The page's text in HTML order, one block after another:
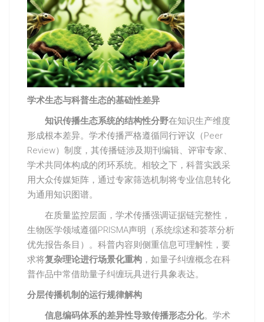
学术生态与科普生态的基础性差异
知识传播生态系统的结构性分野在知识生产维度
形成根本差异。学术传播严格遵循同行评议（Peer
Review）制度，其传播链涉及期刊编辑、评审专家、
学术共同体构成的闭环系统。相较之下，科普实践采
用大众传媒矩阵，通过专家筛选机制将专业信息转化
为通用知识图谱。
在质量监控层面，学术传播强调证据链完整性，
生物医学领域遵循PRISMA声明（系统综述和荟萃分析
优先报告条目）。科普内容则侧重信息可理解性，要
求将复杂理论进行场景化重构 ，如量子纠缠概念在科
普作品中常借助量子纠缠玩具进行具象表达。
分层传播机制的运行规律解构
信息编码体系的差异性导致传播形态分化。学术